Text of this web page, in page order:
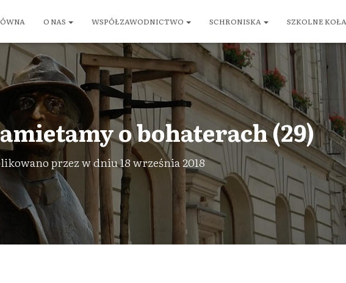
O NAS WSPÓŁZAWODNICTWO SCHRONISKA SZKOLNE KOŁA
o bohaterach (29)
przezw dniu18 września 2018